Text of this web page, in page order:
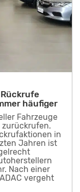
häufiger
Fahrzeuge
zurückrufen.
in
Jahren ist
Nach einer
vergeht